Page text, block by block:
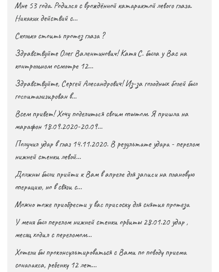
Мне 53 года. Родился с врождённой катарактой левого глаза.
Никаких действий с…
Сколько стоить протез глаза ?
Здравствуйте Олег Валентинович! Катя С. была у Вас на
контрольном осмотре 12…
Здравствуйте, Сергей Алесандрович! Из-за голодных болей был
госпитализирован в…
Всем привет! Хочу поделиться своим опытом. Я пришла на
марафон 18.09.2020-20.09…
Получил удар в глаз 14.11.2020. В результате удара - перелом
нижней стенки левой…
Должны были прийти к Вам в апреле для записи на плановую
операцию, но в связи с…
Можно тоже приобрести у вас присоску для снятия протеза
У меня был перелом нижней стенки орбиты 28.01.20 удар ,
месяц ходил с переломом…
Хотели бы проконсультироваться с Вами по поводу приема
сонапакса, ребенку 12 лет…